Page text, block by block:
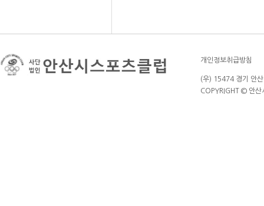
개인정보취급방침
(우) 15474 경기 안
COPYRIGHT © 안